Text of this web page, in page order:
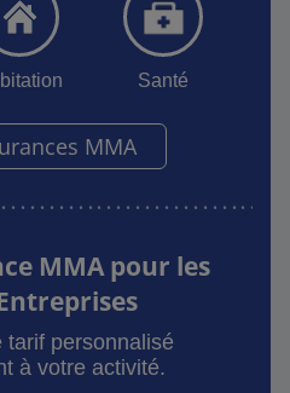
Santé
MMA
MMA pour les
tarif personnalisé
à votre activité.